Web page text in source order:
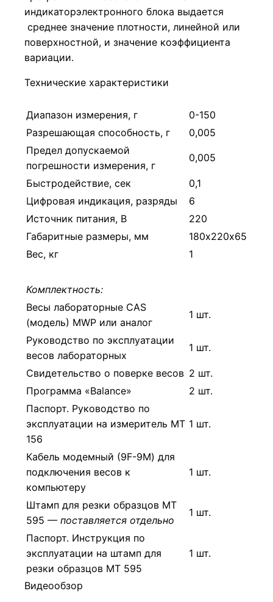
индикаторэлектронного блока выдается
среднее значение плотности, линейной или
поверхностной, и значение коэффициента
вариации.
Технические характеристики
Диапазон измерения, г
0-150
Разрешающая способность, г
0,005
Предел допускаемой
погрешности измерения, г
0,005
Быстродействие, сек
0,1
Цифровая индикация, разряды
6
Источник питания, В
220
Габаритные размеры, мм
180х220х65
Вес, кг
1
Комплектность:
Весы лабораторные CAS
(модель) MWP или аналог
1 шт.
Руководство по эксплуатации
весов лабораторных
1 шт.
Свидетельство о поверке весов 2 шт.
Программа «Balance»
2 шт.
Паспорт. Руководство по
эксплуатации на измеритель МТ
156
1 шт.
Кабель модемный (9F-9M) для
подключения весов к
компьютеру
1 шт.
Штамп для резки образцов МТ
595 — поставляется отдельно
1 шт.
Паспорт. Инструкция по
эксплуатации на штамп для
резки образцов МТ 595
1 шт.
Видеообзор